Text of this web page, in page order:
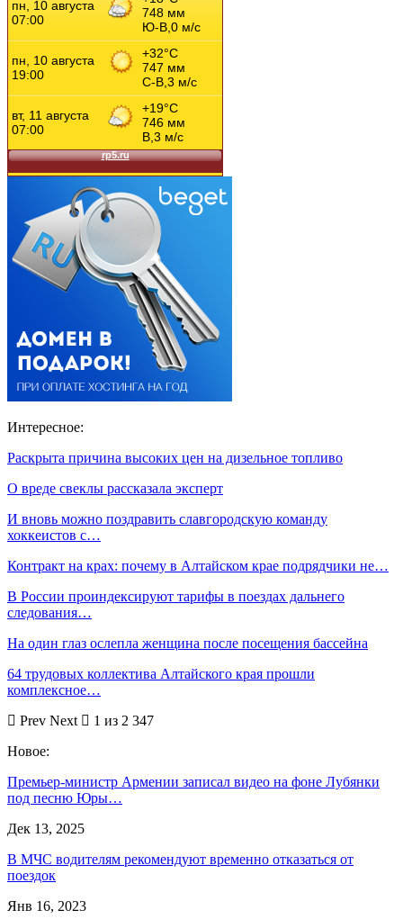
Интересное:
Раскрыта причина высоких цен на дизельное топливо
О вреде свеклы рассказала эксперт
И вновь можно поздравить славгородскую команду
хоккеистов с…
Контракт на крах: почему в Алтайском крае подрядчики не…
В России проиндексируют тарифы в поездах дальнего
следования…
На один глаз ослепла женщина после посещения бассейна
64 трудовых коллектива Алтайского края прошли
комплексное…
Prev Next
1 из 2 347
Новое:
Премьер-министр Армении записал видео на фоне Лубянки
под песню Юры…
Дек 13, 2025
В МЧС водителям рекомендуют временно отказаться от
поездок
Янв 16, 2023